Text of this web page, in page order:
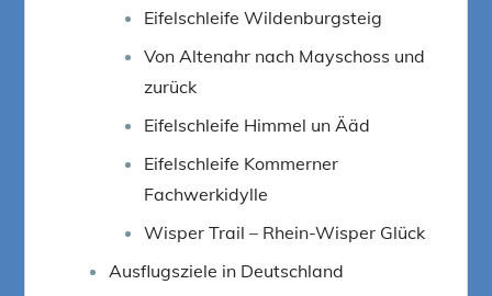
Eifelschleife Wildenburgsteig
Von Altenahr nach Mayschoss und
zurück
Eifelschleife Himmel un Ääd
Eifelschleife Kommerner
Fachwerkidylle
Wisper Trail – Rhein-Wisper Glück
Ausflugsziele in Deutschland